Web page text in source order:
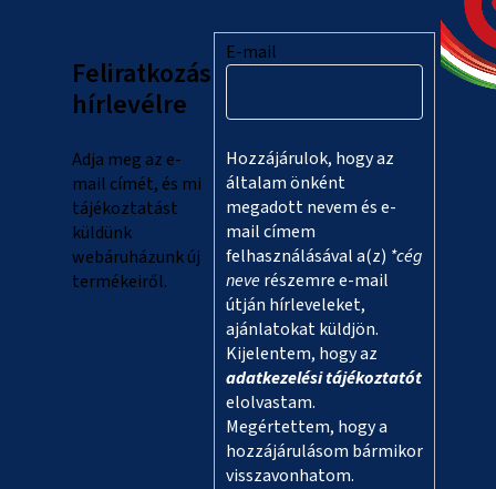
Feliratkozás
hírlevélre
Adja meg az e-
mail címét, és mi
tájékoztatást
küldünk
webáruházunk új
termékeiről.
E-mail
Hozzájárulok, hogy az
általam önként
megadott nevem és e-
mail címem
felhasználásával a(z) *cég
neverészemre e-mail
útján hírleveleket,
ajánlatokat küldjön.
Kijelentem, hogy az
adatkezelési tájékoztatót
elolvastam.
Megértettem, hogy a
hozzájárulásom bármikor
visszavonhatom.